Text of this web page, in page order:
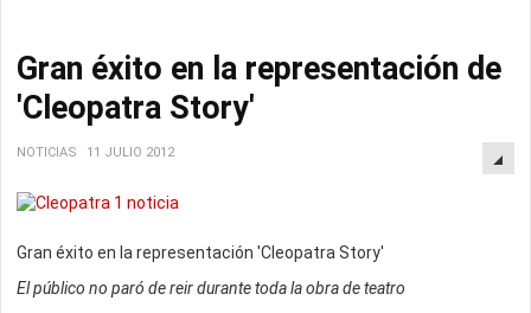
Gran éxito en la representación de
'Cleopatra Story'
NOTICIAS 11 JULIO 2012
Gran éxito en la representación 'Cleopatra Story'
El público no paró de reir durante toda la obra de teatro